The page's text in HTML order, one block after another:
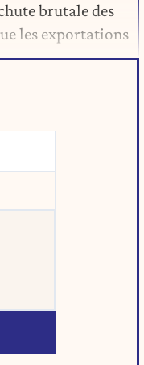
brutale des
les exportations